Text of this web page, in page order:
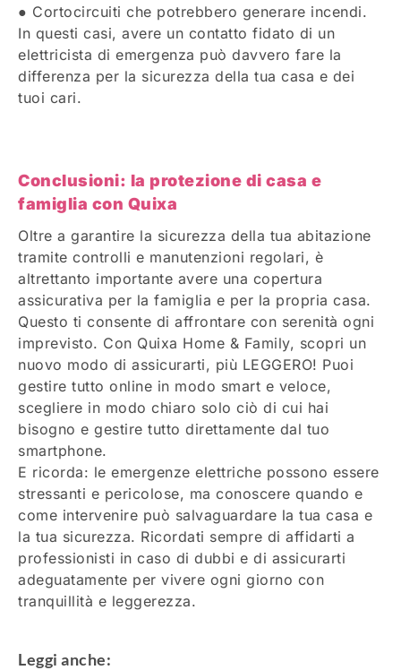
● Cortocircuiti che potrebbero generare incendi.
In questi casi, avere un contatto fidato di un
elettricista di emergenza può davvero fare la
differenza per la sicurezza della tua casa e dei
tuoi cari.
Conclusioni: la protezione di casa e
famiglia con Quixa
Oltre a garantire la sicurezza della tua abitazione
tramite controlli e manutenzioni regolari, è
altrettanto importante avere una copertura
assicurativa per la famiglia e per la propria casa.
Questo ti consente di affrontare con serenità ogni
imprevisto. Con Quixa Home & Family, scopri un
nuovo modo di assicurarti, più LEGGERO! Puoi
gestire tutto online in modo smart e veloce,
scegliere in modo chiaro solo ciò di cui hai
bisogno e gestire tutto direttamente dal tuo
smartphone.
E ricorda: le emergenze elettriche possono essere
stressanti e pericolose, ma conoscere quando e
come intervenire può salvaguardare la tua casa e
la tua sicurezza. Ricordati sempre di affidarti a
professionisti in caso di dubbi e di assicurarti
adeguatamente per vivere ogni giorno con
tranquillità e leggerezza.
Leggi anche: